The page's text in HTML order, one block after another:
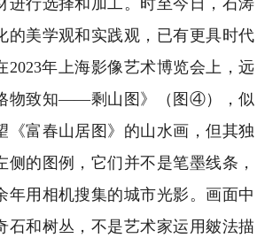
的美学观和实践观，已有更具时代
2023年上海影像艺术博览会上，远
物致知——剩山图》（图④），似
《富春山居图》的山水画，但其独
侧的图例，它们并不是笔墨线条，
年用相机搜集的城市光影。画面中
石和树丛，不是艺术家运用皴法描